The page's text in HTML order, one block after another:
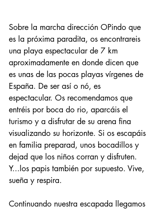
Sobre la marcha dirección OPindo que
es la próxima paradita, os encontrareis
una playa espectacular de 7 km
aproximadamente en donde dicen que
es unas de las pocas playas vírgenes de
España. De ser así o nó, es
espectacular. Os recomendamos que
entréis por boca do rio, aparcáis el
turismo y a disfrutar de su arena fina
visualizando su horizonte. Si os escapáis
en familia preparad, unos bocadillos y
dejad que los niños corran y disfruten.
Y...los papis también por supuesto. Vive,
sueña y respira.
Continuando nuestra escapada llegamos